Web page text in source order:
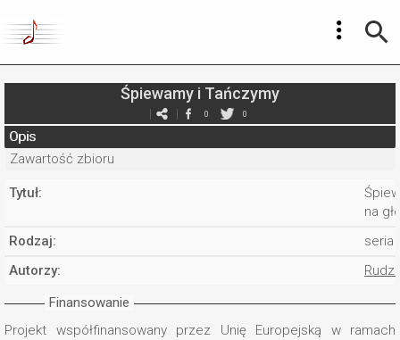
Śpiewamy i Tańczymy
0 0
Opis
Zawartość zbioru
Tytuł:
na
Rodzaj:
seria
Autorzy:
Finansowanie
Projekt współfinansowany przez Unię Europejską w ramach